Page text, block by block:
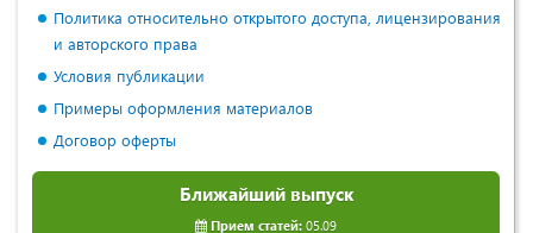
Политика относительно открытого доступа, лицензирования
и авторского права
Условия публикации
Примеры оформления материалов
Договор оферты
Ближайший выпуск
Прием статей: 05.09